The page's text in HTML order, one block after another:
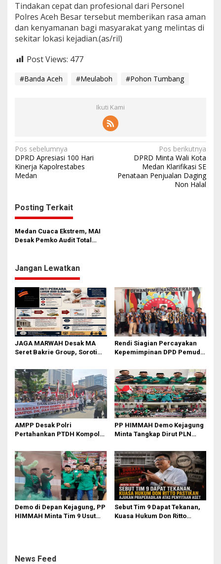
Tindakan cepat dan profesional dari Personel
Polres Aceh Besar tersebut memberikan rasa aman
dan kenyamanan bagi masyarakat yang melintas di
sekitar lokasi kejadian.(as/ril)
Post Views: 477
#Banda Aceh #Meulaboh #Pohon Tumbang
Ikuti Kami
N
a
v
g
a
s
p
o
s
Pos sebelumnya
DPRD Apresiasi 100 Hari
Kinerja Kapolrestabes
Medan
Pos berikutnya
DPRD Minta Wali Kota
Medan Klarifikasi SE
Penataan Penjualan Daging
Non Halal
Posting Terkait
Medan Cuaca Ekstrem, MAI
Desak Pemko Audit Total
Jangan Lewatkan
JAGA MARWAH Desak MA
Seret Bakrie Group, Soroti
PET
Rendi Siagian Percayakan
Kepemimpinan DPD Pemuda
kepada Josef Sembiring
AMPP Desak Polri
Pertahankan PTDH Kompol
PP HIMMAH Demo Kejagung
Minta Tangkap Dirut PLN
Demo di Depan Kejagung, PP
HIMMAH Minta Tim 9 Usut
Sebut Tim 9 Dapat Tekanan,
Kuasa Hukum Don Ritto
News Feed